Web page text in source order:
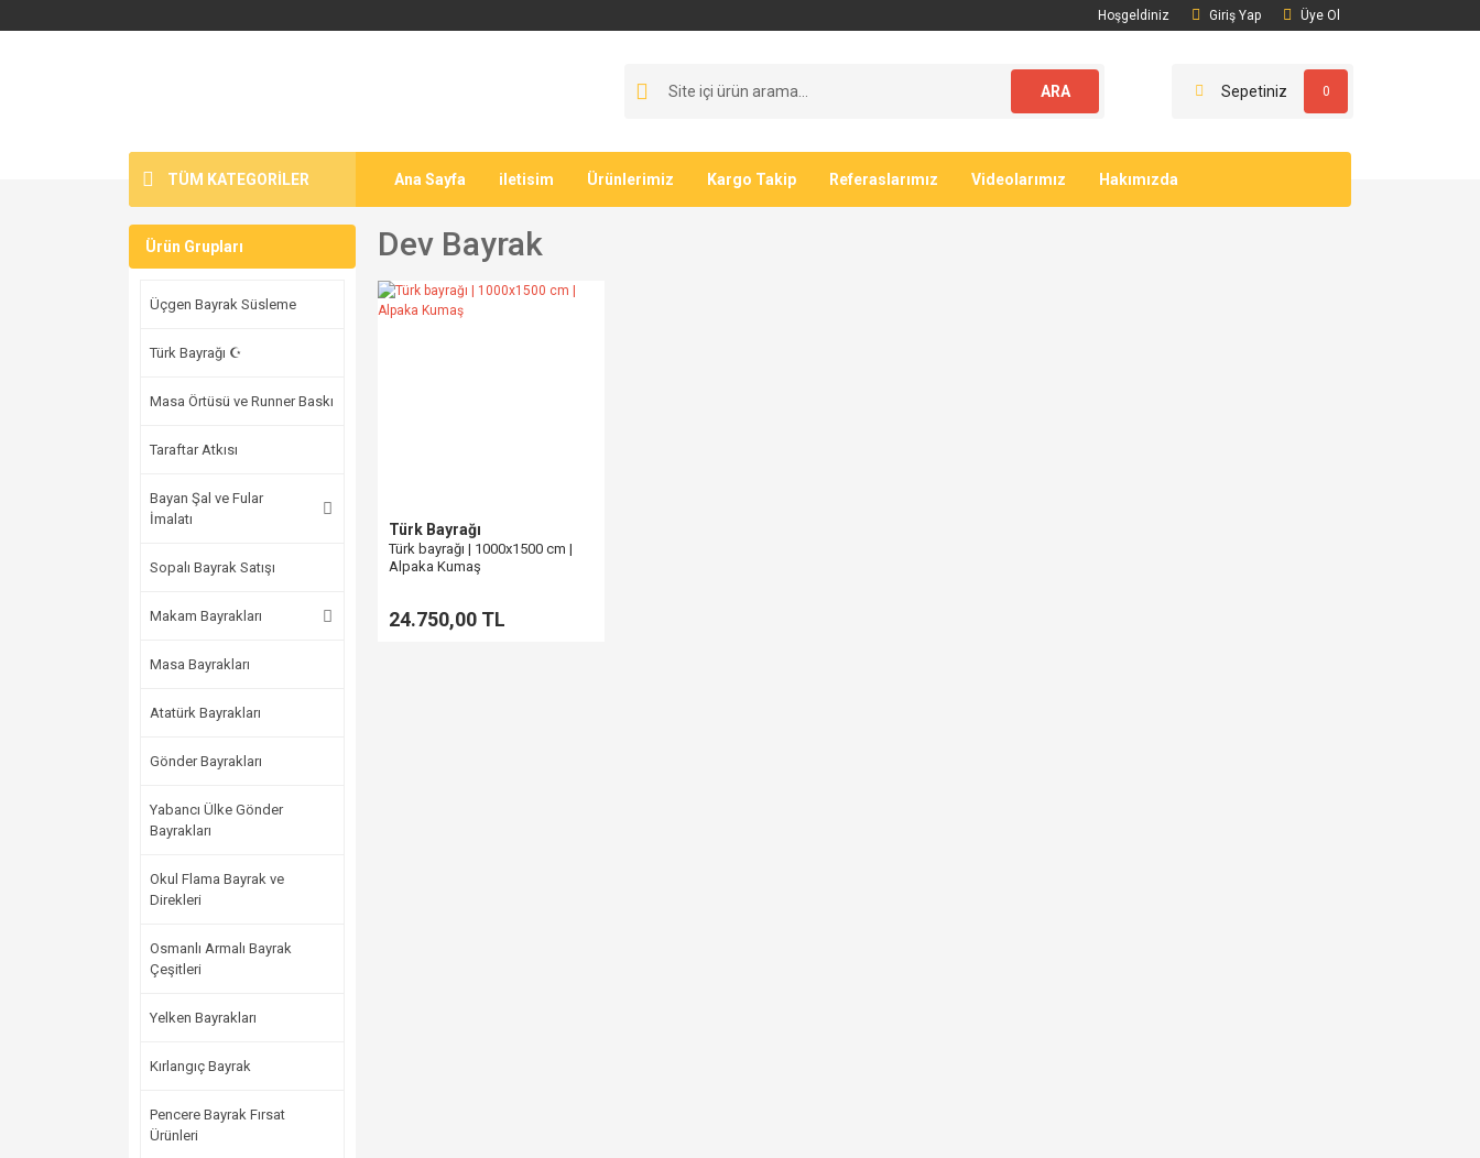
Hoşgeldiniz Giriş Yap Üye Ol
ARA Sepetiniz 0
TÜM KATEGORİLER Ana Sayfa iletisim Ürünlerimiz Kargo Takip Referaslarımız Videolarımız Hakımızda
Ürün Grupları
Üçgen Bayrak Süsleme
Türk Bayrağı ☪
Masa Örtüsü ve Runner Baskı
Taraftar Atkısı
Bayan Şal ve Fular
İmalatı
Sopalı Bayrak Satışı
Makam Bayrakları
Masa Bayrakları
Atatürk Bayrakları
Gönder Bayrakları
Yabancı Ülke Gönder
Bayrakları
Okul Flama Bayrak ve
Direkleri
Osmanlı Armalı Bayrak
Çeşitleri
Yelken Bayrakları
Kırlangıç Bayrak
Pencere Bayrak Fırsat
Ürünleri
Dev Bayrak
Türk Bayrağı
Türk bayrağı | 1000x1500 cm |
Alpaka Kumaş
24.750,00 TL